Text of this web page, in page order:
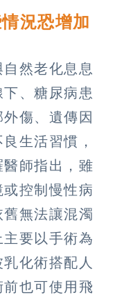
況恐增加
然老化息息
、糖尿病患
傷、遺傳因
生活習慣，
師指出，雖
控制慢性病
無法讓混濁
要以手術為
化術搭配人
也可使用飛